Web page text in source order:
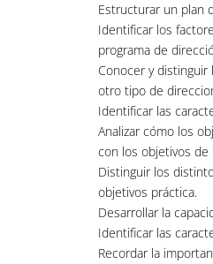
Estructurar un plan
Identificar los
programa de
Conocer y
otro tipo de
Identificar las
Analizar cómo los
con los objetivos de
Distinguir los
objetivos práctica.
Desarrollar la
Identificar las
Recordar la